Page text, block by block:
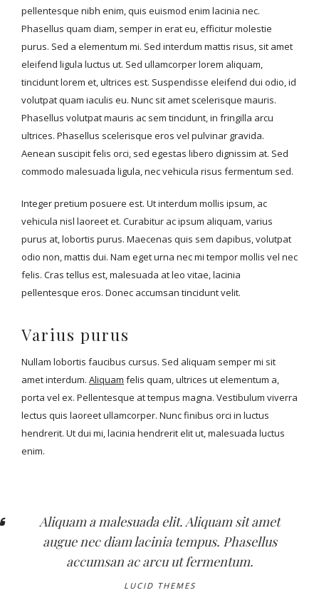
pellentesque nibh enim, quis euismod enim lacinia nec.
Phasellus quam diam, semper in erat eu, efficitur molestie
purus. Sed a elementum mi. Sed interdum mattis risus, sit amet
eleifend ligula luctus ut. Sed ullamcorper lorem aliquam,
tincidunt lorem et, ultrices est. Suspendisse eleifend dui odio, id
volutpat quam iaculis eu. Nunc sit amet scelerisque mauris.
Phasellus volutpat mauris ac sem tincidunt, in fringilla arcu
ultrices. Phasellus scelerisque eros vel pulvinar gravida.
Aenean suscipit felis orci, sed egestas libero dignissim at. Sed
commodo malesuada ligula, nec vehicula risus fermentum sed.
Integer pretium posuere est. Ut interdum mollis ipsum, ac
vehicula nisl laoreet et. Curabitur ac ipsum aliquam, varius
purus at, lobortis purus. Maecenas quis sem dapibus, volutpat
odio non, mattis dui. Nam eget urna nec mi tempor mollis vel nec
felis. Cras tellus est, malesuada at leo vitae, lacinia
pellentesque eros. Donec accumsan tincidunt velit.
Varius purus
Nullam lobortis faucibus cursus. Sed aliquam semper mi sit
amet interdum. Aliquam felis quam, ultrices ut elementum a,
porta vel ex. Pellentesque at tempus magna. Vestibulum viverra
lectus quis laoreet ullamcorper. Nunc finibus orci in luctus
hendrerit. Ut dui mi, lacinia hendrerit elit ut, malesuada luctus
enim.
Aliquam a malesuada elit. Aliquam sit amet
augue nec diam lacinia tempus. Phasellus
accumsan ac arcu ut fermentum.
LUCID THEMES